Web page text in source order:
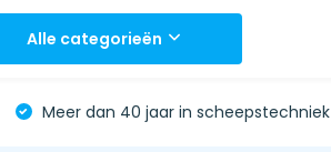
Alle categorieën
Meer dan 40 jaar in scheepstechniek